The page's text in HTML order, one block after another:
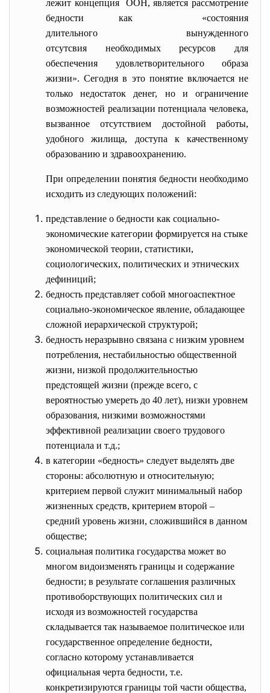
лежит концепция ООН, является рассмотрение
бедности как «состояния
длительного вынужденного
отсутсвия необходимых ресурсов для
обеспечения удовлетворительного образа
жизни». Сегодня в это понятие включается не
только недостаток денег, но и ограничение
возможностей реализации потенциала человека,
вызванное отсутствием достойной работы,
удобного жилища, доступа к качественному
образованию и здравоохранению.
При определении понятия бедности необходимо
исходить из следующих положений:
представление о бедности как социально-
экономические категории формируется на стыке
экономической теории, статистики,
социологических, политических и этнических
дефиниций;
бедность представляет собой многоаспектное
социально-экономическое явление, обладающее
сложной иерархической структурой;
бедность неразрывно связана с низким уровнем
потребления, нестабильностью общественной
жизни, низкой продолжительностью
предстоящей жизни (прежде всего, с
вероятностью умереть до 40 лет), низки уровнем
образования, низкими возможностями
эффективной реализации своего трудового
потенциала и т.д.;
в категории «бедность» следует выделять две
стороны: абсолютную и относительную;
критерием первой служит минимальный набор
жизненных средств, критерием второй –
средний уровень жизни, сложившийся в данном
обществе;
социальная политика государства может во
многом видоизменять границы и содержание
бедности; в результате соглашения различных
противоборствующих политических сил и
исходя из возможностей государства
складывается так называемое политическое или
государственное определение бедности,
согласно которому устанавливается
официальная черта бедности, т.е.
конкретизируются границы той части общества,